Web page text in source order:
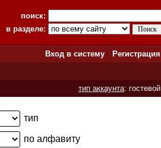
поиск:
в разделе:
Вход в систему
Регистрация
тип аккаунта: гостевой
тип
по алфавиту